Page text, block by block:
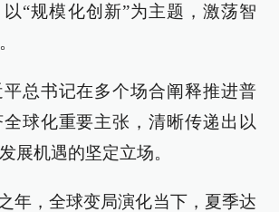
“规模化创新”为主题，激荡智
总书记在多个场合阐释推进普
球化重要主张，清晰传递出以
展机遇的坚定立场。
年，全球变局演化当下，夏季达